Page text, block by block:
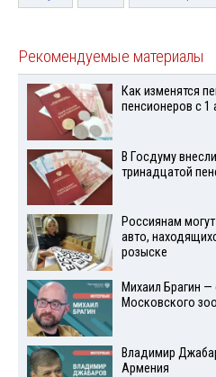
Рекомендуемые материалы
Как изменятся
пенсионеров с 1
В Госдуму
тринадцатой
Россиянам
авто,
розыске
Михаил Брагин
Московского
Владимир
Армения